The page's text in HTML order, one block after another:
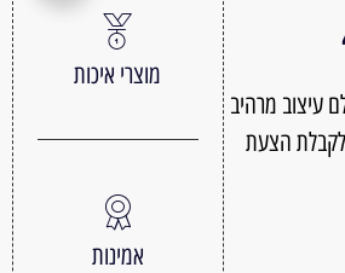
עיצוב מרהיב
לקבלת הצעת
מוצרי איכות
אמינות